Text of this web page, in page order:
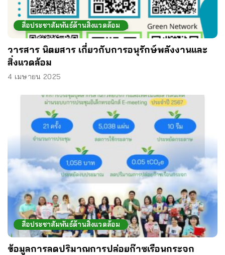
สื่อประชาสัมพันธ์ด้านสิ่งแวดล้อม
วารสาร นิตยสาร เกี่ยวกับการอนุรักษ์พลังงานและ
สิ่งแวดล้อม
4 เมษายน 2025
สื่อประชาสัมพันธ์ด้านสิ่งแวดล้อม
ข้อมูลการลดปริมาณการปล่อยก๊าซเรือนกระจก